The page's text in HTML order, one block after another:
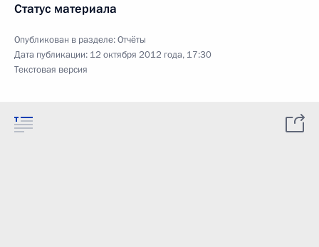
Статус материала
Опубликован в разделе:Отчёты
Дата публикации: 12 октября 2012 года, 17:30
Текстовая версия